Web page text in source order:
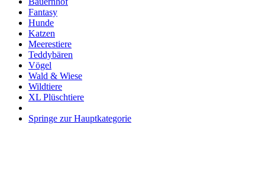
Fantasy
Hunde
Katzen
Meerestiere
Teddybären
Vögel
Wald & Wiese
Wildtiere
XL Plüschtiere
Springe zur Hauptkategorie